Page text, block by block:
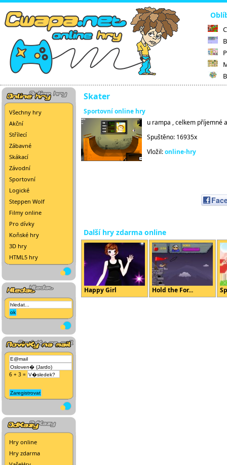
Všechny hry
Akční
Střílecí
Zábavné
Skákací
Závodní
Sportovní
Logické
Steppen Wolf
Filmy online
Pro dívky
Koňské hry
3D hry
HTML5 hry
6 + 3 =
Hry online
Hry zdarma
Skater
Sportovní online hry
u rampa , celkem příjemné
Spuštěno: 16935x
Vložil:online-hry
Další hry zdarma online
Happy Girl Hold the For...